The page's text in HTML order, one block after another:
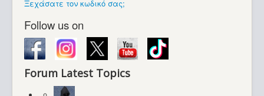
Ξεχάσατε τον κωδικό σας;
Follow us on
Forum Latest Topics